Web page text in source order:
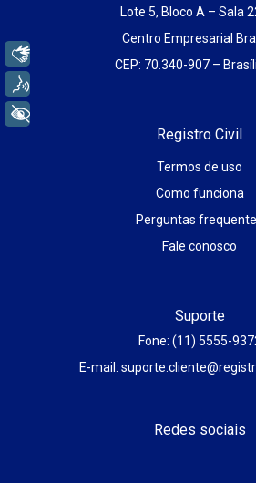
Lote 5, Bloco A – Sala
Centro Empresarial
CEP: 70.340-907 –
Registro Civil
Termos de uso
Como funciona
Perguntas
Fale conosco
Suporte
Fone: (11) 5555-
E-mail:
Redes sociais